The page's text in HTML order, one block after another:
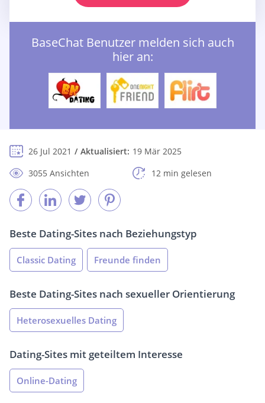
BaseChat Benutzer melden sich auch
hier an:
26 Jul 2021 Aktualisiert: 19 Mär 2025
3055 Ansichten
12 min gelesen
Beste Dating-Sites nach Beziehungstyp
Classic Dating Freunde finden
Beste Dating-Sites nach sexueller Orientierung
Heterosexuelles Dating
Dating-Sites mit geteiltem Interesse
Online-Dating